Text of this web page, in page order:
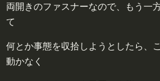
両開きのファスナーなので、もう一
て
何とか事態を収拾しようとしたら、
動かなく